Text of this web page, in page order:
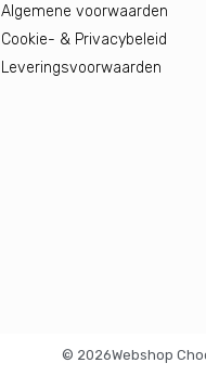
Algemene voorwaarden
Cookie- & Privacybeleid
Leveringsvoorwaarden
© 2026Webshop